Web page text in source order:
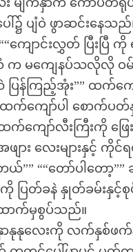
မျက်နှာက ကော်ပတ်
ပေါ်၌ ပျံဝဲ ဖွာဆင်းန
ကျောင်းလွှတ် ပြီးပြီ
အသံ က မကျေနပ်သလို
ြန်ကြည့်အုံး”” ထက်က
ထက်ကျော်ပါ စောက်
ကျော်လီးကြီးကို ဖြေ
ဖျား လေးများနှင့်
““တော်ပါတော့””
ြတ်ခနဲ နှုတ်ခမ်းနှင့်စု
ောက်မှစွပ်သည်။
နုနုလေးကို လက်နှစ်ဖက်